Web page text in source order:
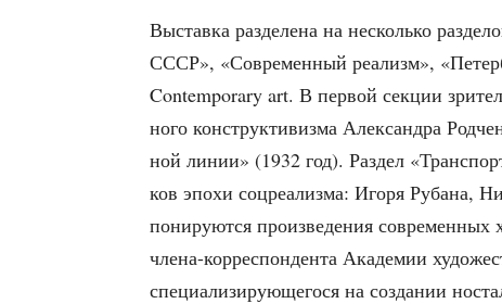
Выстав­ка раз­де­ле­на на несколь­ко
СССР», «Совре­мен­ный реа­лизм»,
Contemporary art. В пер­вой сек­ции
но­го кон­струк­ти­виз­ма Алек­сандра
ной линии» (1932 год). Раз­дел
ков эпо­хи соц­ре­а­лиз­ма: Иго­ря Руба­на,
по­ни­ру­ют­ся про­из­ве­де­ния совре­мен­ных
чле­на-кор­ре­спон­ден­та Ака­де­мии
спе­ци­а­ли­зи­ру­ю­ще­го­ся на созда­нии